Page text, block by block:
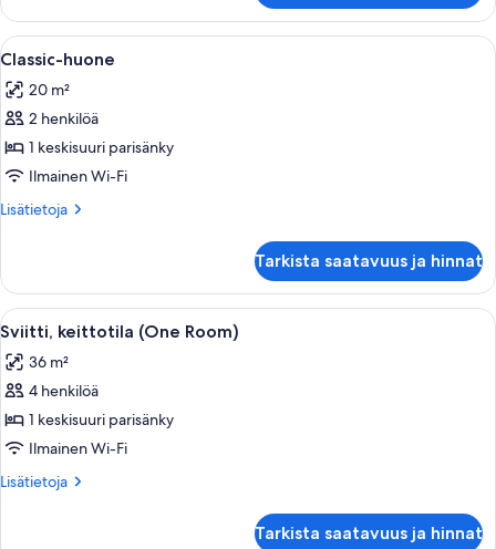
keittotila
Avaa
kaikki
huonetyypin
Classic-
huone
kuvat
Kokoushuone, jossa on pyöreä
13
Classic-huone
20 m²
2 henkilöä
1 keskisuuri parisänky
Ilmainen Wi-Fi
Lisätietoja
Lisätietoja
Tarkista saatavuus ja hinnat
Avaa
kaikki
huonetyypin
Sviitti,
keittotila
(One
Room)
Hotellihuone, jossa on sänky,
5
Sviitti, keittotila (One Room)
36 m²
4 henkilöä
1 keskisuuri parisänky
Ilmainen Wi-Fi
Lisätietoja
Lisätietoja
Tarkista saatavuus ja hinnat